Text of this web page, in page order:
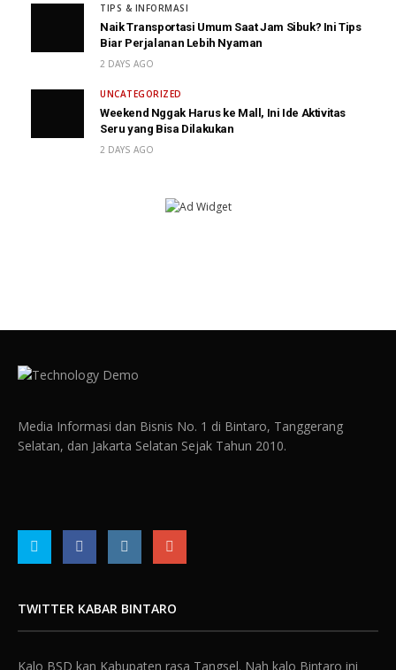
TIPS & INFORMASI
Naik Transportasi Umum Saat Jam Sibuk? Ini Tips
Biar Perjalanan Lebih Nyaman
2 DAYS AGO
UNCATEGORIZED
Weekend Nggak Harus ke Mall, Ini Ide Aktivitas
Seru yang Bisa Dilakukan
2 DAYS AGO
Media Informasi dan Bisnis No. 1 di Bintaro, Tanggerang
Selatan, dan Jakarta Selatan Sejak Tahun 2010.
TWITTER KABAR BINTARO
Kalo BSD kan Kabupaten rasa Tangsel. Nah kalo Bintaro ini